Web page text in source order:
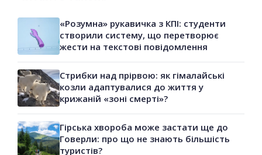
«Розумна» рукавичка з КПІ: студенти
створили систему, що перетворює
жести на текстові повідомлення
Стрибки над прірвою: як гімалайські
козли адаптувалися до життя у
крижаній «зоні смерті»?
Гірська хвороба може застати ще до
Говерли: про що не знають більшість
туристів?